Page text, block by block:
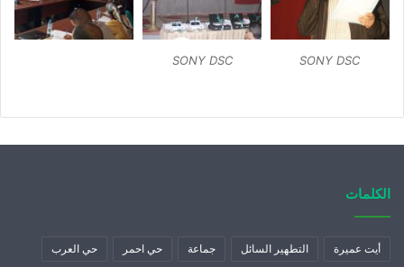
SONY DSC
SONY DSC
الكلمات
أيت عميرة التطهير السائل جماعة حي احمر حي العرب